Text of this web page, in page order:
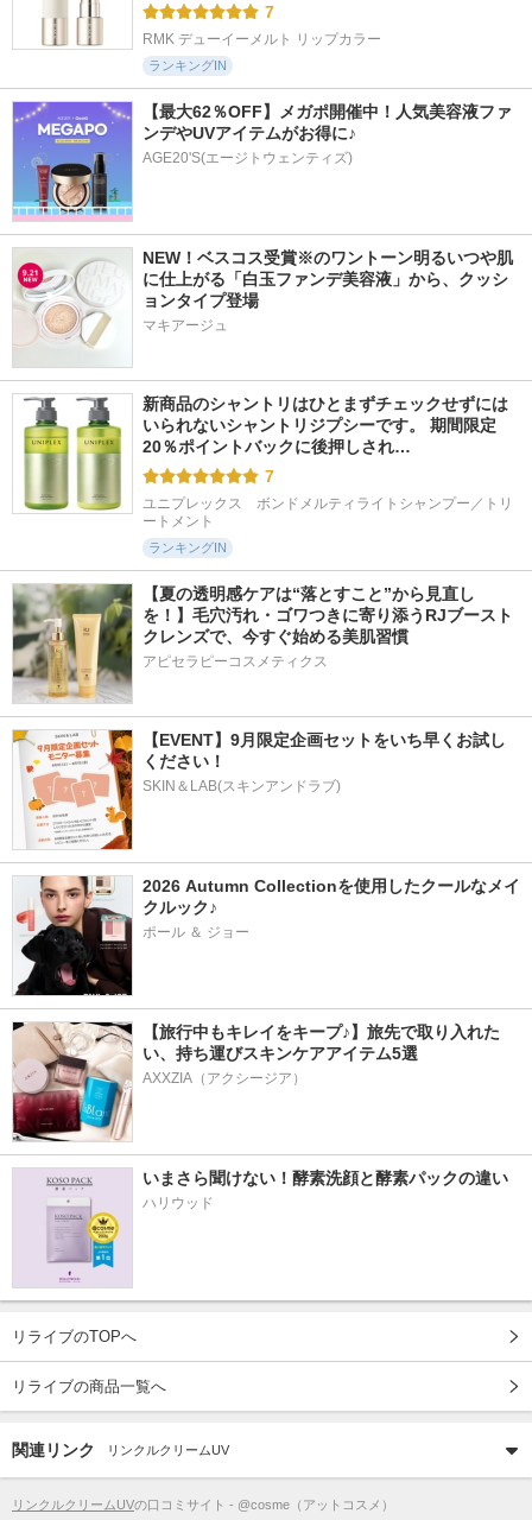
7
RMK デューイーメルト リップカラー
ランキングIN
【最大62％OFF】メガポ開催中！人気美容液ファ
ンデやUVアイテムがお得に♪
AGE20'S(エージトウェンティズ)
NEW！ベスコス受賞※のワントーン明るいつや肌
に仕上がる「白玉ファンデ美容液」から、クッシ
ョンタイプ登場
マキアージュ
新商品のシャントリはひとまずチェックせずには
いられないシャントリジプシーです。 期間限定
20％ポイントバックに後押しされ…
7
ユニプレックス　ボンドメルティライトシャンプー／トリ
ートメント
ランキングIN
【夏の透明感ケアは“落とすこと”から見直し
を！】毛穴汚れ・ゴワつきに寄り添うRJブースト
クレンズで、今すぐ始める美肌習慣
アピセラピーコスメティクス
【EVENT】9月限定企画セットをいち早くお試し
ください！
SKIN＆LAB(スキンアンドラブ)
2026 Autumn Collectionを使用したクールなメイ
クルック♪
ポール ＆ ジョー
【旅行中もキレイをキープ♪】旅先で取り入れた
い、持ち運びスキンケアアイテム5選
AXXZIA（アクシージア）
いまさら聞けない！酵素洗顔と酵素パックの違い
ハリウッド
リライブのTOPへ
リライブの商品一覧へ
関連リンク リンクルクリームUV
リンクルクリームUVの口コミサイト - @cosme（アットコスメ）